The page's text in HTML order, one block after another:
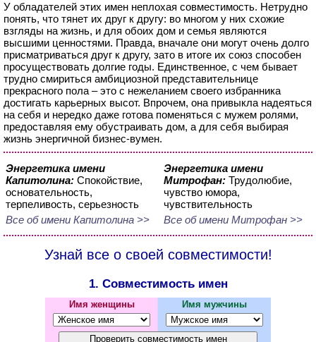
У обладателей этих имен неплохая совместимость. Нетрудно
понять, что тянет их друг к другу: во многом у них схожие
взгляды на жизнь, и для обоих дом и семья являются
высшими ценностями. Правда, вначале они могут очень долго
присматриваться друг к другу, зато в итоге их союз способен
просуществовать долгие годы. Единственное, с чем бывает
трудно смириться амбициозной представительнице
прекрасного пола – это с нежеланием своего избранника
достигать карьерных высот. Впрочем, она привыкла надеяться
на себя и нередко даже готова поменяться с мужем ролями,
предоставляя ему обустраивать дом, а для себя выбирая
жизнь энергичной бизнес-вумен.
Энергетика имени
Капитолина: Спокойствие,
основательность,
терпеливость, серьезность
Все об имени Капитолина >>
Энергетика имени
Митрофан: Трудолюбие,
чувство юмора,
чувствительность
Все об имени Митрофан >>
Узнай все о своей совместимости!
1. Совместимость имен
Имя женщины Имя мужчины